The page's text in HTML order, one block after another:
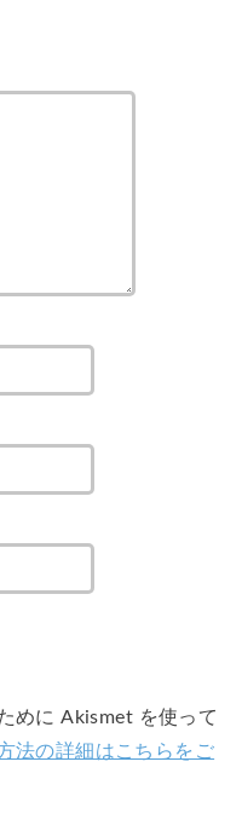
めに Akismet を使って
法の詳細はこちらをご